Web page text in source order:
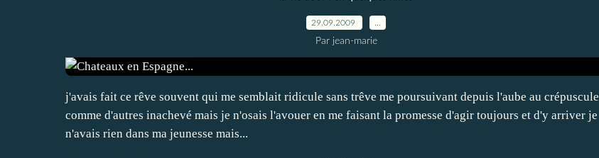
29.09.2009
Par jean-marie
j'avais fait ce rêve souvent qui me semblait ridicule sans trêve me poursuivant depuis l'aube au crépuscule
comme d'autres inachevé mais je n'osais l'avouer en me faisant la promesse d'agir toujours et d'y arriver je
n'avais rien dans ma jeunesse mais...